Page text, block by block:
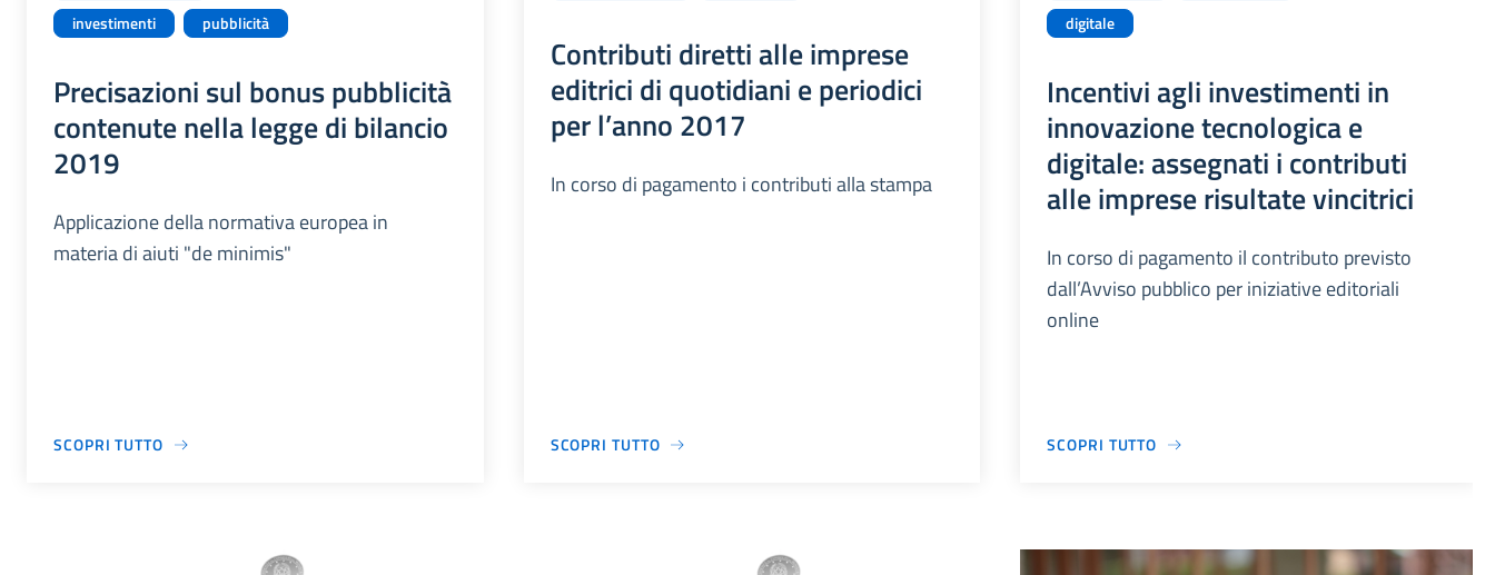
investimenti
pubblicità
Precisazioni sul bonus pubblicità
contenute nella legge di bilancio
2019
Applicazione della normativa europea in
materia di aiuti "de minimis"
SCOPRI TUTTO
Contributi diretti alle imprese
editrici di quotidiani e periodici
per l’anno 2017
In corso di pagamento i contributi alla stampa
SCOPRI TUTTO
digitale
Incentivi agli investimenti in
innovazione tecnologica e
digitale: assegnati i contributi
alle imprese risultate vincitrici
In corso di pagamento il contributo previsto
dall’Avviso pubblico per iniziative editoriali
online
SCOPRI TUTTO